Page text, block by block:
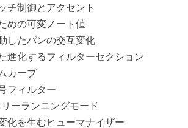
チ制御とアクセント
めの可変ノート値
したパンの交互変化
進化するフィルターセクション
カーブ
フィルター
ーランニングモード
化を生むヒューマナイザー